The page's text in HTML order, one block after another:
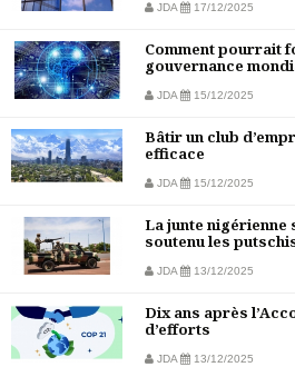
JDA 17/12/2025
Comment pourrait
gouvernance
JDA 15/12/2025
Bâtir un club
efficace
JDA 15/12/2025
La junte nigérienne
soutenu les
JDA 13/12/2025
Dix ans après
d’efforts
JDA 13/12/2025